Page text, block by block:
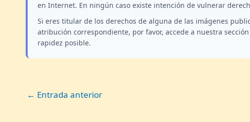
en Internet. En ningún caso existe intención de vulnerar
Si eres titular de los derechos de alguna de las imágenes
atribución correspondiente, por favor, accede a nuestra
rapidez posible.
← Entrada anterior